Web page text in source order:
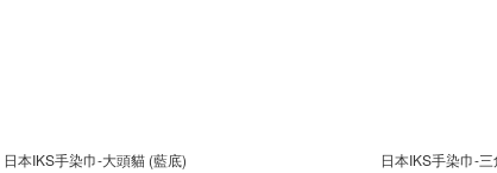
日本IKS手染巾-大頭貓 (藍底)
日本IKS手染巾-